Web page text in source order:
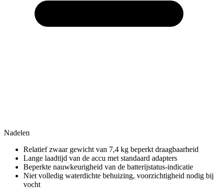
Nadelen
Relatief zwaar gewicht van 7,4 kg beperkt draagbaarheid
Lange laadtijd van de accu met standaard adapters
Beperkte nauwkeurigheid van de batterijstatus-indicatie
Niet volledig waterdichte behuizing, voorzichtigheid nodig bij
vocht